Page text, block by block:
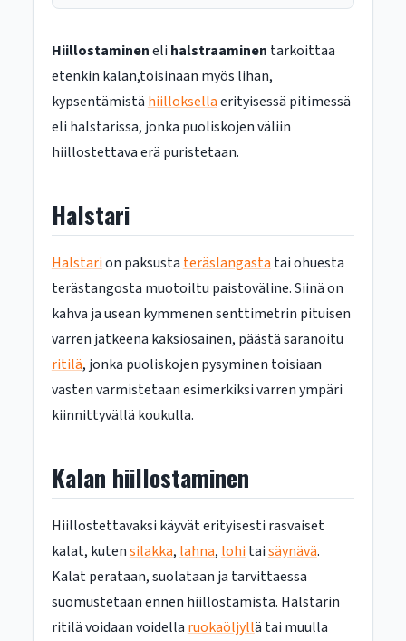
Hiillostamineneli halstraaminen tarkoittaa
etenkin kalan,toisinaan myös lihan,
kypsentämistä hiilloksellaerityisessä pitimessä
eli halstarissa, jonka puoliskojen väliin
hiillostettava erä puristetaan.
Halstari
Halstarion paksusta teräslangasta tai ohuesta
terästangosta muotoiltu paistoväline. Siinä on
kahva ja usean kymmenen senttimetrin pituisen
varren jatkeena kaksiosainen, päästä saranoitu
ritilä, jonka puoliskojen pysyminen toisiaan
vasten varmistetaan esimerkiksi varren ympäri
kiinnittyvällä koukulla.
Kalan hiillostaminen
Hiillostettavaksi käyvät erityisesti rasvaiset
kalat, kutensilakka, lahna, lohi taisäynävä.
Kalat perataan, suolataan ja tarvittaessa
suomustetaan ennen hiillostamista. Halstarin
ritilä voidaan voidella ruokaöljyllä tai muulla